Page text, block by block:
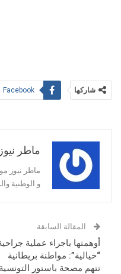
شاركها Facebook
ماطر نيوز
ماطر نيوز
و الوطنية
المقالة السابقة
أوهمتها باجراء عملية
“خيالية”: مواطنة بريطانية
تتهم مصحة باستور التونسية